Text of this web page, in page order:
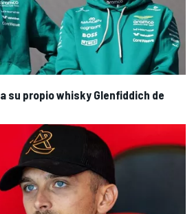
su propio whisky Glenfiddich de